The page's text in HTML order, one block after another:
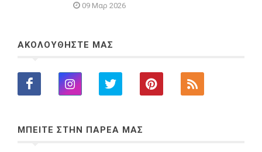
09 Μαρ 2026
ΑΚΟΛΟΥΘΗΣΤΕ ΜΑΣ
ΜΠΕΙΤΕ ΣΤΗΝ ΠΑΡΕΑ ΜΑΣ